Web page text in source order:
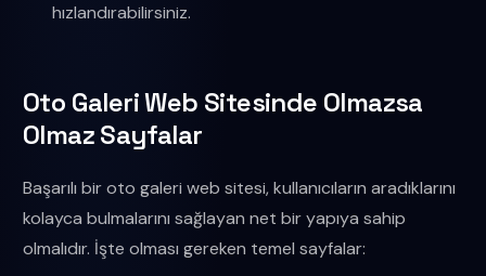
hızlandırabilirsiniz.
Oto Galeri Web Sitesinde Olmazsa
Olmaz Sayfalar
Başarılı bir oto galeri web sitesi, kullanıcıların aradıklarını
kolayca bulmalarını sağlayan net bir yapıya sahip
olmalıdır. İşte olması gereken temel sayfalar: